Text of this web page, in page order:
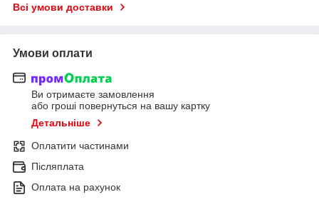
Всі умови доставки
Умови оплати
Ви отримаєте замовлення
або гроші повернуться на вашу картку
Детальніше
Оплатити частинами
Післяплата
Оплата на рахунок